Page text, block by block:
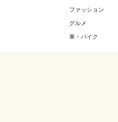
ファッション
グルメ
車・バイク